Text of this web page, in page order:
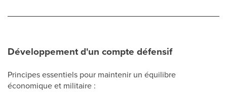
Développement d'un compte défensif
Principes essentiels pour maintenir un équilibre
économique et militaire :